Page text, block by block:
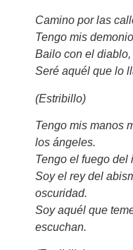
Camino por las
Tengo mis
Bailo con el
Seré aquél que lo
(Estribillo)
Tengo mis manos
los ángeles.
Tengo el fuego del
Soy el rey del
oscuridad.
Soy aquél que
escuchan.